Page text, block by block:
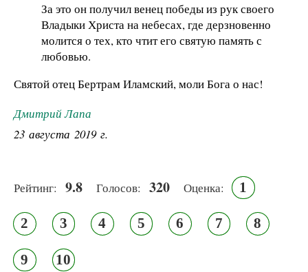
За это он получил венец победы из рук своего
Владыки Христа на небесах, где дерзновенно
молится о тех, кто чтит его святую память с
любовью.
Святой отец Бертрам Иламский, моли Бога о нас!
Дмитрий Лапа
23 августа 2019 г.
Рейтинг: 9.8 Голосов: 320 Оценка: 1
2 3 4 5 6 7 8
9 10